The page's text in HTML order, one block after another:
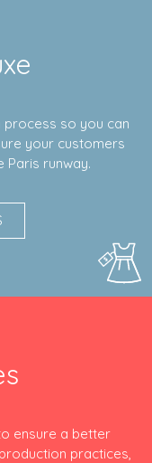
so you can
your customers
Paris runway.
ensure a better
practices,